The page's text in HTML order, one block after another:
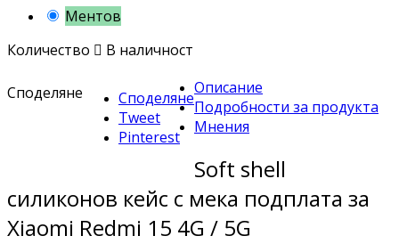
Ментов
Количество  В наличност
Споделяне
Споделяне
Tweet
Pinterest
Описание
Подробности за продукта
Мнения
Soft shell
силиконов кейс с мека подплата за
Xiaomi Redmi 15 4G / 5G